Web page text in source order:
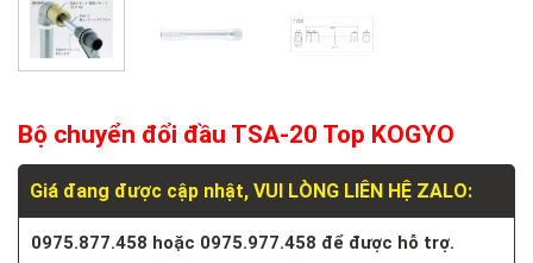
Bộ chuyển đổi đầu TSA-20 Top KOGYO
Giá đang được cập nhật, VUI LÒNG LIÊN HỆ ZALO:
0975.877.458 hoặc 0975.977.458 để được hỗ trợ.